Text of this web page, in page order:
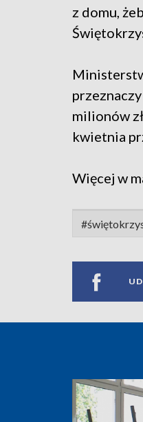
z domu,
milionów
kwietnia
Więcej w